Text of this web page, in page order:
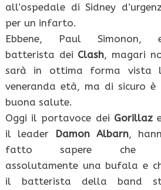
all’ospedale di Sidney
per un infarto.
Ebbene, Paul Simonon,
batterista dei Clash, magari
sarà in ottima forma vista
veneranda età, ma di sicuro è
buona salute.
Oggi il portavoce dei Gorillaz
il leader
Damon Albarn,
fatto sapere che
assolutamente una bufala e
il batterista della band